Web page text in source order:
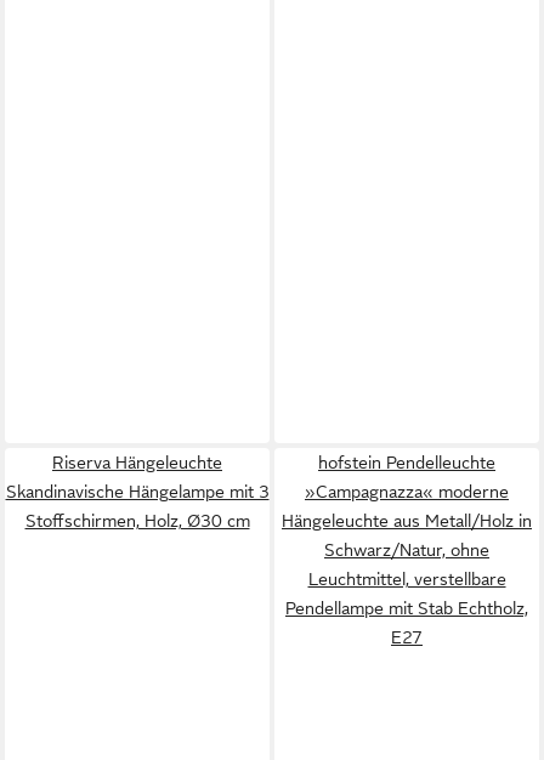
Riserva Hängeleuchte
Skandinavische Hängelampe mit 3
Stoffschirmen, Holz, Ø30 cm
hofstein Pendelleuchte
»Campagnazza« moderne
Hängeleuchte aus Metall/Holz in
Schwarz/Natur, ohne
Leuchtmittel, verstellbare
Pendellampe mit Stab Echtholz,
E27